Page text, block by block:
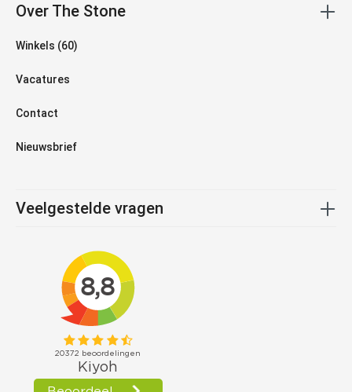
Over The Stone
Winkels (60)
Vacatures
Contact
Nieuwsbrief
Veelgestelde vragen